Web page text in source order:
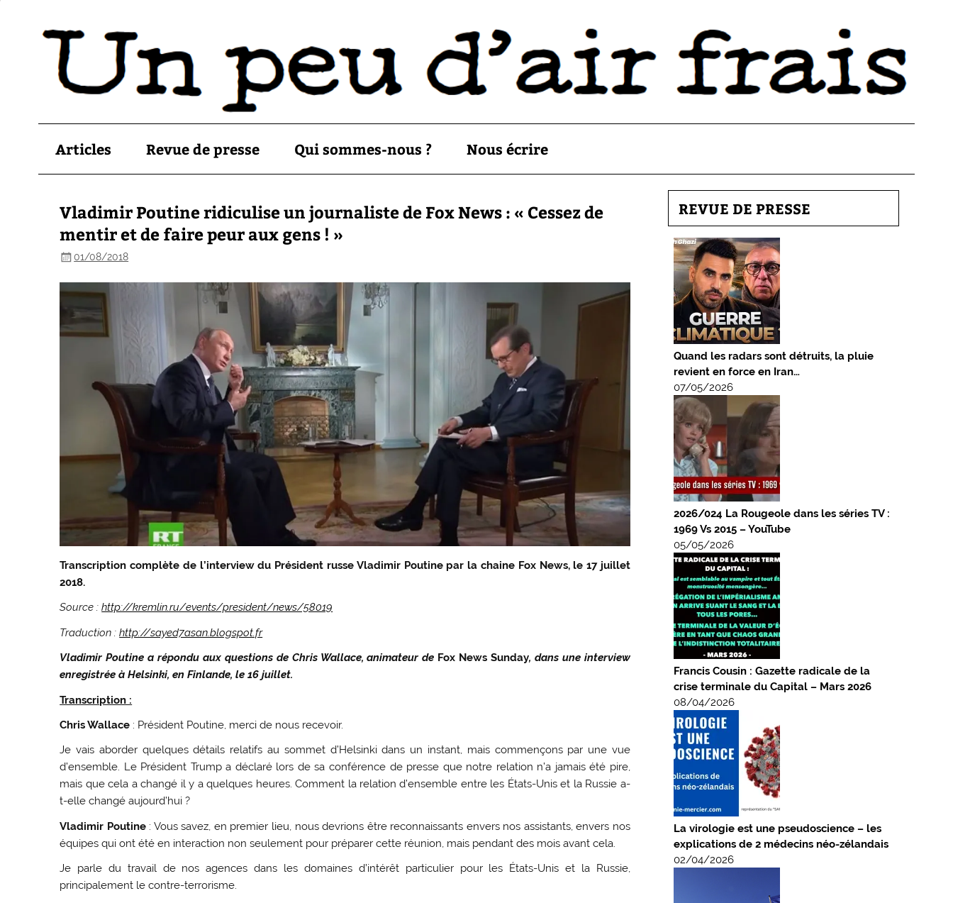
Articles Revue de presse Qui sommes-nous ? Nous écrire
Vladimir Poutine ridiculise un journaliste de Fox News : « Cessez de
mentir et de faire peur aux gens ! »
01/08/2018
Transcription complète de l’interview du Président russe Vladimir Poutine par la chaine Fox News, le 17 juillet
2018.
Source :http://kremlin.ru/events/president/news/58019
Traduction :http://sayed7asan.blogspot.fr
Vladimir Poutine a répondu aux questions de Chris Wallace, animateur de Fox News Sunday, dans une interview
enregistrée à Helsinki, en Finlande, le 16 juillet.
Transcription :
Chris Wallace : Président Poutine, merci de nous recevoir.
Je vais aborder quelques détails relatifs au sommet d’Helsinki dans un instant, mais commençons par une vue
d’ensemble. Le Président Trump a déclaré lors de sa conférence de presse que notre relation n’a jamais été pire,
mais que cela a changé il y a quelques heures. Comment la relation d’ensemble entre les États-Unis et la Russie a-
t-elle changé aujourd’hui ?
Vladimir Poutine: Vous savez, en premier lieu, nous devrions être reconnaissants envers nos assistants, envers nos
équipes qui ont été en interaction non seulement pour préparer cette réunion, mais pendant des mois avant cela.
Je parle du travail de nos agences dans les domaines d’intérêt particulier pour les États-Unis et la Russie,
principalement le contre-terrorisme.
REVUE DE PRESSE
Quand les radars sont détruits, la pluie
revient en force en Iran…
07/05/2026
2026/024 La Rougeole dans les séries TV :
1969 Vs 2015 – YouTube
05/05/2026
Francis Cousin : Gazette radicale de la
crise terminale du Capital – Mars 2026
08/04/2026
La virologie est une pseudoscience – les
explications de 2 médecins néo-zélandais
02/04/2026